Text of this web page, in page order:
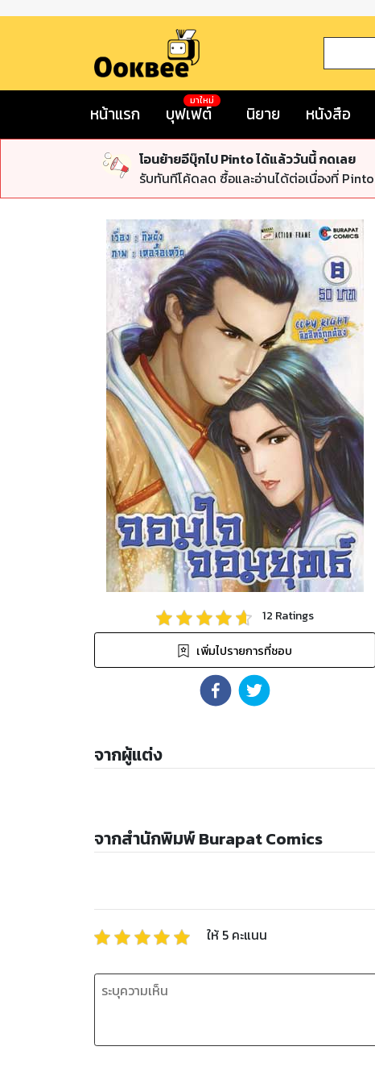
หน้าแรก บุฟเฟต์
มาใหม่
นิยาย หนังสือ
โอนย้ายอีบุ๊กไป Pinto ได้แล้ววันนี้ กดเลย
รับทันทีโค้ดลด ซื้อและอ่านได้ต่อเนื่องที่ Pinto
12 Ratings
เพิ่มไปรายการที่ชอบ
จากผู้แต่ง
จากสำนักพิมพ์ Burapat Comics
ให้ 5 คะแนน